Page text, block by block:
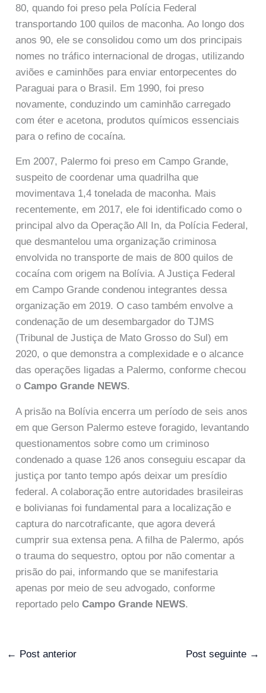
80, quando foi preso pela Polícia Federal
transportando 100 quilos de maconha. Ao longo dos
anos 90, ele se consolidou como um dos principais
nomes no tráfico internacional de drogas, utilizando
aviões e caminhões para enviar entorpecentes do
Paraguai para o Brasil. Em 1990, foi preso
novamente, conduzindo um caminhão carregado
com éter e acetona, produtos químicos essenciais
para o refino de cocaína.
Em 2007, Palermo foi preso em Campo Grande,
suspeito de coordenar uma quadrilha que
movimentava 1,4 tonelada de maconha. Mais
recentemente, em 2017, ele foi identificado como o
principal alvo da Operação All In, da Polícia Federal,
que desmantelou uma organização criminosa
envolvida no transporte de mais de 800 quilos de
cocaína com origem na Bolívia. A Justiça Federal
em Campo Grande condenou integrantes dessa
organização em 2019. O caso também envolve a
condenação de um desembargador do TJMS
(Tribunal de Justiça de Mato Grosso do Sul) em
2020, o que demonstra a complexidade e o alcance
das operações ligadas a Palermo, conforme checou
oCampo Grande NEWS.
A prisão na Bolívia encerra um período de seis anos
em que Gerson Palermo esteve foragido, levantando
questionamentos sobre como um criminoso
condenado a quase 126 anos conseguiu escapar da
justiça por tanto tempo após deixar um presídio
federal. A colaboração entre autoridades brasileiras
e bolivianas foi fundamental para a localização e
captura do narcotraficante, que agora deverá
cumprir sua extensa pena. A filha de Palermo, após
o trauma do sequestro, optou por não comentar a
prisão do pai, informando que se manifestaria
apenas por meio de seu advogado, conforme
reportado peloCampo Grande NEWS.
← Post anterior Post seguinte →